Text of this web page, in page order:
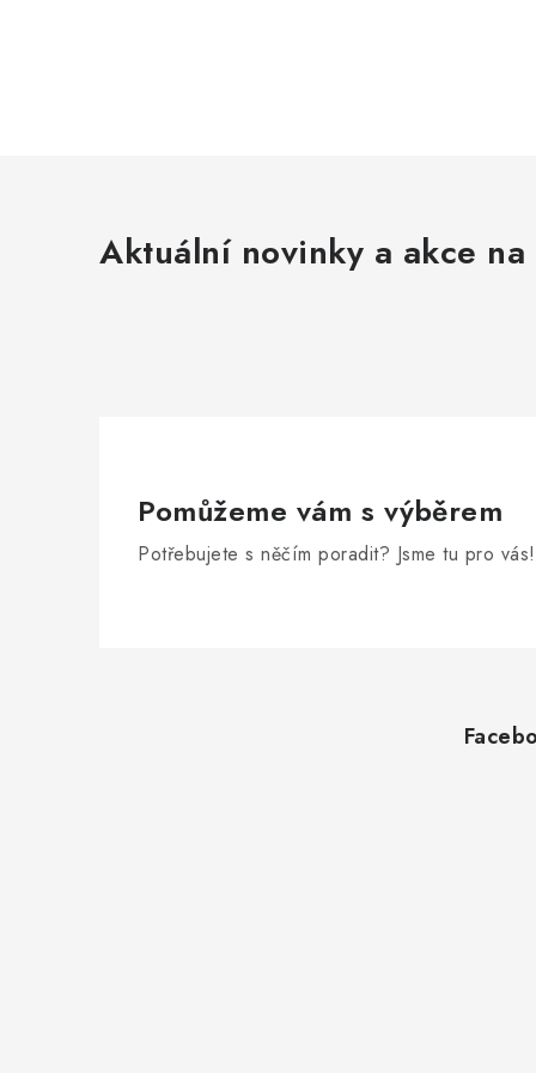
Aktuální novinky a akce na
Pomůžeme vám s výběrem
Potřebujete s něčím poradit? Jsme tu pro vás!